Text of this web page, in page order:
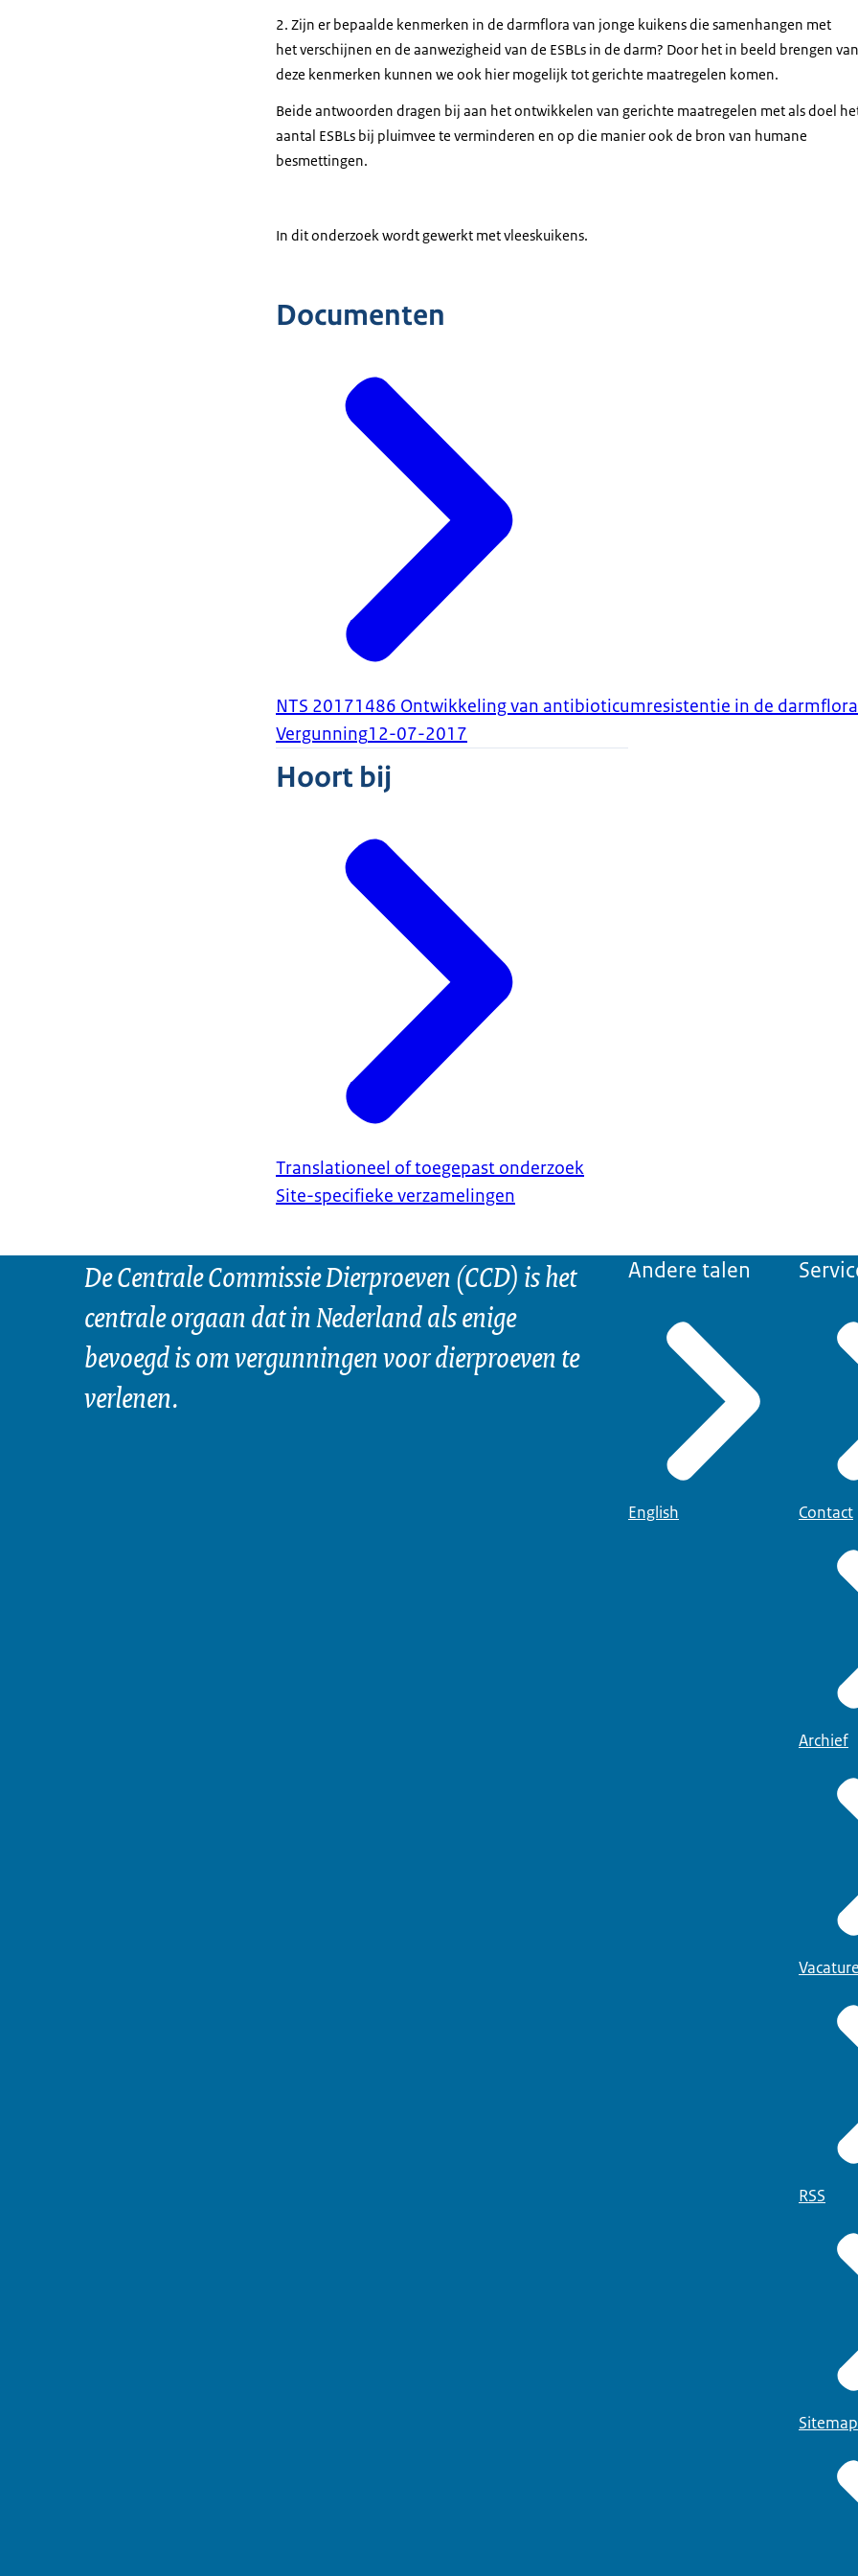
2. Zijn er bepaalde kenmerken in de darmflora van jonge kuikens die samenhangen met
het verschijnen en de aanwezigheid van de ESBLs in de darm? Door het in beeld brengen van
deze kenmerken kunnen we ook hier mogelijk tot gerichte maatregelen komen.
Beide antwoorden dragen bij aan het ontwikkelen van gerichte maatregelen met als doel
aantal ESBLs bij pluimvee te verminderen en op die manier ook de bron van humane
besmettingen.
In dit onderzoek wordt gewerkt met vleeskuikens.
Documenten
NTS 20171486 Ontwikkeling van antibioticumresistentie in de
Vergunning12-07-2017
Hoort bij
Translationeel of toegepast onderzoek
Site-specifieke verzamelingen
De Centrale Commissie Dierproeven (CCD) is het
centrale orgaan dat in Nederland als enige
bevoegd is om vergunningen voor dierproeven te
verlenen.
Andere talen
English Contact
Archief
RSS
Sitemap